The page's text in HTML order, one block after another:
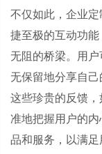
不仅如此，企业定
捷至极的互动功
无阻的桥梁。用
无保留地分享自
这些珍贵的反馈
准地把握用户的
品和服务，以满足